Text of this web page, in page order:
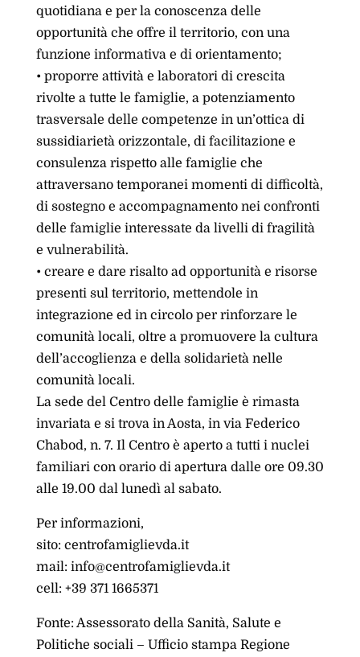
quotidiana e per la conoscenza delle
opportunità che offre il territorio, con una
funzione informativa e di orientamento;
• proporre attività e laboratori di crescita
rivolte a tutte le famiglie, a potenziamento
trasversale delle competenze in un’ottica di
sussidiarietà orizzontale, di facilitazione e
consulenza rispetto alle famiglie che
attraversano temporanei momenti di difficoltà,
di sostegno e accompagnamento nei confronti
delle famiglie interessate da livelli di fragilità
e vulnerabilità.
• creare e dare risalto ad opportunità e risorse
presenti sul territorio, mettendole in
integrazione ed in circolo per rinforzare le
comunità locali, oltre a promuovere la cultura
dell’accoglienza e della solidarietà nelle
comunità locali.
La sede del Centro delle famiglie è rimasta
invariata e si trova in Aosta, in via Federico
Chabod, n. 7. Il Centro è aperto a tutti i nuclei
familiari con orario di apertura dalle ore 09.30
alle 19.00 dal lunedì al sabato.
Per informazioni,
sito: centrofamiglievda.it
mail: info@centrofamiglievda.it
cell: +39 371 1665371
Fonte: Assessorato della Sanità, Salute e
Politiche sociali – Ufficio stampa Regione